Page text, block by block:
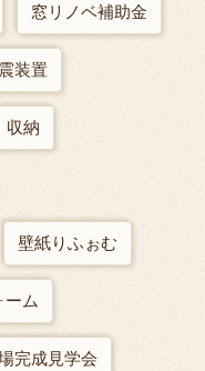
窓リノベ補助金
装置
収納
壁紙りふぉむ
ーム
完成見学会